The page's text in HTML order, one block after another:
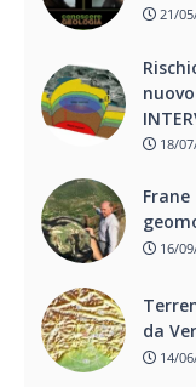
21/
18/
16/
da
14/